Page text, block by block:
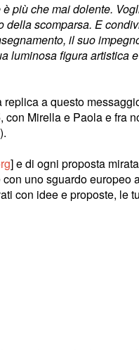
più che mai dolente.
della scomparsa. E
il suo
luminosa figura artistica e
replica a questo
, con Mirella e Paola e fra
).
] e di ogni proposta
uno sguardo europeo
con idee e proposte, le